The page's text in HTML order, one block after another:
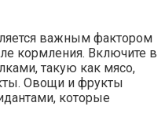
важным фактором
кормления. Включите в
такую как мясо,
Овощи и фрукты
которые